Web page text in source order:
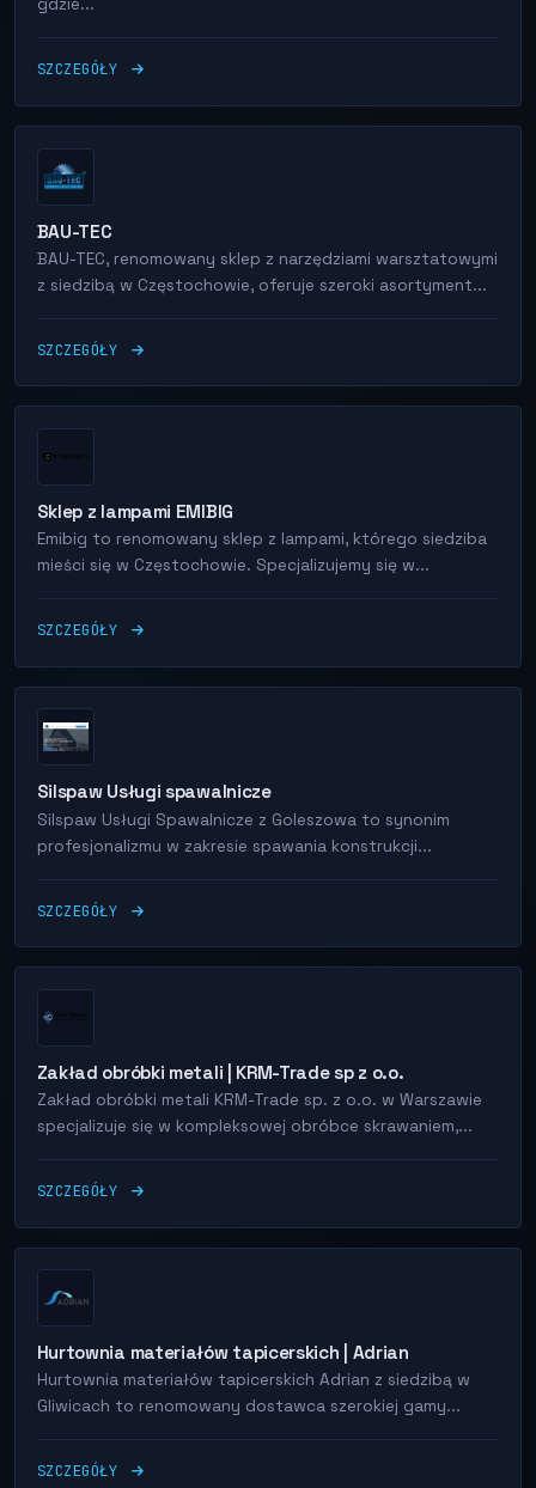
gdzie...
SZCZEGÓŁY
BAU-TEC
BAU-TEC, renomowany sklep z narzędziami warsztatowymi
z siedzibą w Częstochowie, oferuje szeroki asortyment...
SZCZEGÓŁY
Sklep z lampami EMIBIG
Emibig to renomowany sklep z lampami, którego siedziba
mieści się w Częstochowie. Specjalizujemy się w...
SZCZEGÓŁY
Silspaw Usługi spawalnicze
Silspaw Usługi Spawalnicze z Goleszowa to synonim
profesjonalizmu w zakresie spawania konstrukcji...
SZCZEGÓŁY
Zakład obróbki metali | KRM-Trade sp z o.o.
Zakład obróbki metali KRM-Trade sp. z o.o. w Warszawie
specjalizuje się w kompleksowej obróbce skrawaniem,...
SZCZEGÓŁY
Hurtownia materiałów tapicerskich | Adrian
Hurtownia materiałów tapicerskich Adrian z siedzibą w
Gliwicach to renomowany dostawca szerokiej gamy...
SZCZEGÓŁY